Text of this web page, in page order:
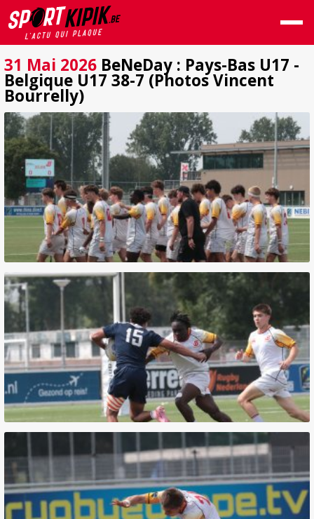
31 Mai 2026 BeNeDay : Pays-Bas U17 -
Belgique U17 38-7 (Photos Vincent
Bourrelly)